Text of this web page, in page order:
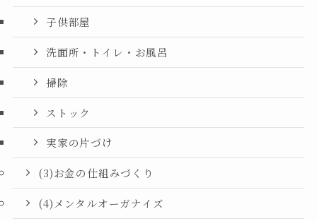
子供部屋
洗面所・トイレ・お風呂
掃除
ストック
実家の片づけ
(3)お金の仕組みづくり
(4)メンタルオーガナイズ